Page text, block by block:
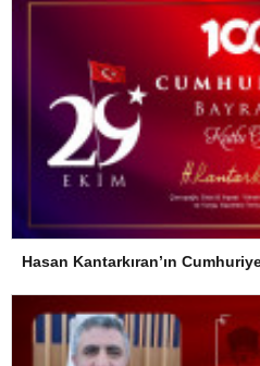
Hasan Kantarkıran’ın